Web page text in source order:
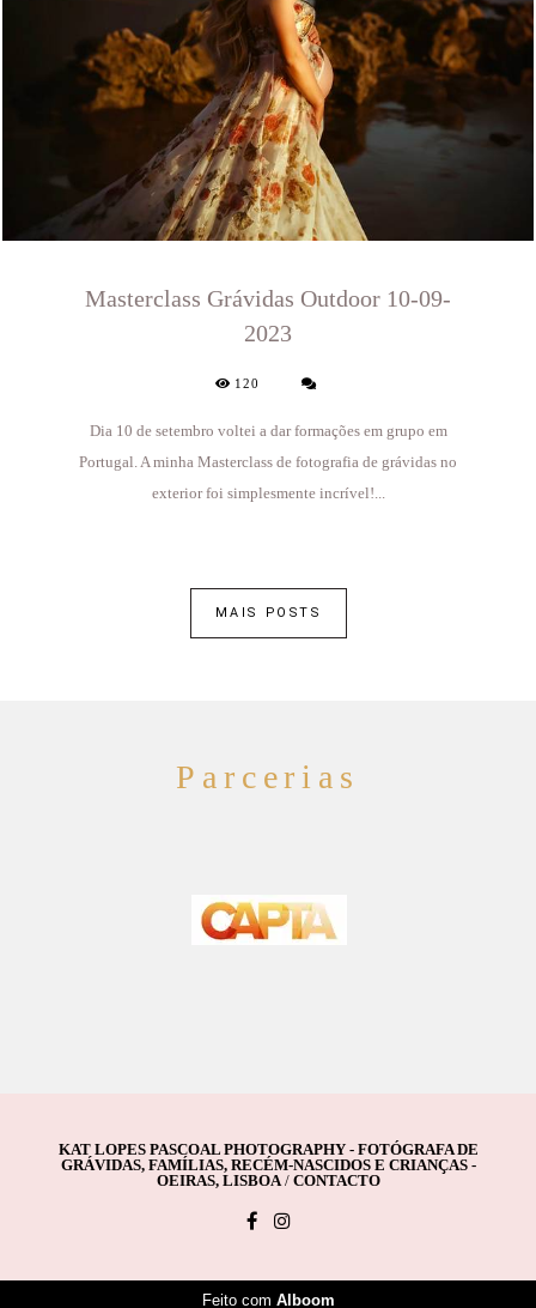
Masterclass Grávidas Outdoor 10-09-
2023
120
Dia 10 de setembro voltei a dar formações em grupo em
Portugal. A minha Masterclass de fotografia de grávidas no
exterior foi simplesmente incrível!...
MAIS POSTS
Parcerias
KAT LOPES PASCOAL PHOTOGRAPHY - FOTÓGRAFA DE
GRÁVIDAS, FAMÍLIAS, RECÉM-NASCIDOS E CRIANÇAS -
OEIRAS, LISBOA/ CONTACTO
Feito com Alboom